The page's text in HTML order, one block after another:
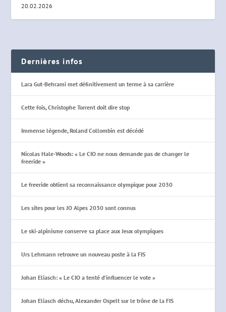
20.02.2026
Dernières infos
Lara Gut-Behrami met définitivement un terme à sa carrière
Cette fois, Christophe Torrent doit dire stop
Immense légende, Roland Collombin est décédé
Nicolas Hale-Woods: « Le CIO ne nous demande pas de changer le
freeride »
Le freeride obtient sa reconnaissance olympique pour 2030
Les sites pour les JO Alpes 2030 sont connus
Le ski-alpinisme conserve sa place aux Jeux olympiques
Urs Lehmann retrouve un nouveau poste à la FIS
Johan Eliasch: « Le CIO a tenté d’influencer le vote »
Johan Eliasch déchu, Alexander Ospelt sur le trône de la FIS